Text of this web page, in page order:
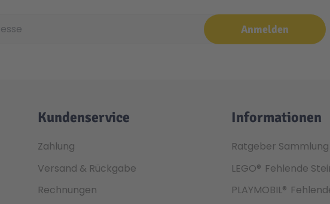
Anmelden
Kundenservice
Zahlung
Versand & Rückgabe
Rechnungen
Informationen
Ratgeber Sammlung
LEGO® Fehlende
PLAYMOBIL®